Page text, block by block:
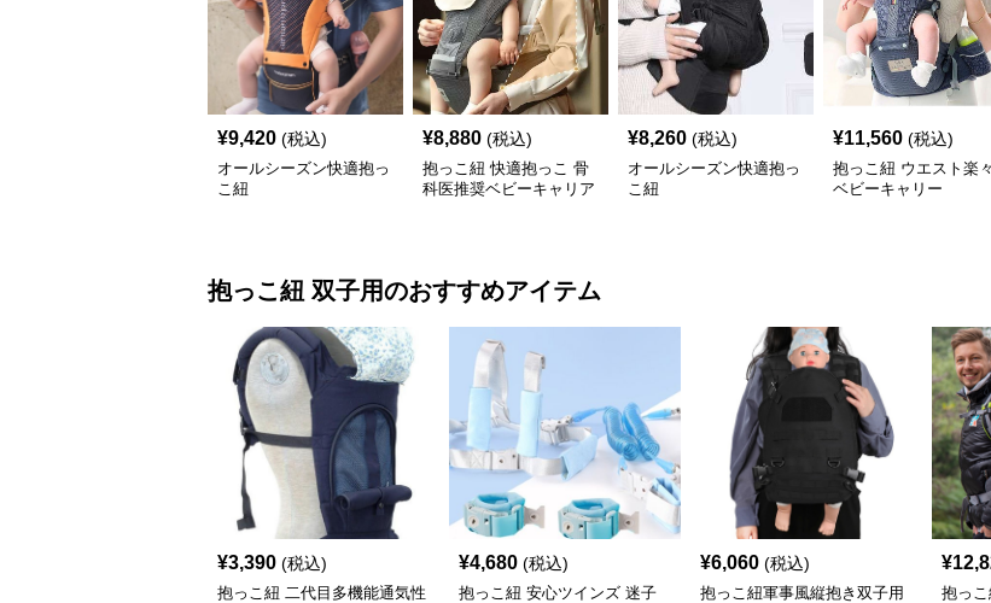
¥9,420 (税込)
オールシーズン快適抱っ
こ紐
¥8,880 (税込)
抱っこ紐 快適抱っこ 骨
科医推奨ベビーキャリア
¥8,260 (税込)
オールシーズン快適抱っ
こ紐
¥11,560 (税込)
抱っこ紐 ウエスト楽々
ベビーキャリー
抱っこ紐 双子用のおすすめアイテム
¥3,390 (税込)
抱っこ紐 二代目多機能通気性
¥4,680 (税込)
抱っこ紐 安心ツインズ 迷子
¥6,060 (税込)
抱っこ紐軍事風縦抱き双子用
¥
抱っ